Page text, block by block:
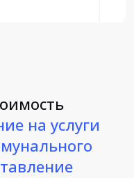
на услуги